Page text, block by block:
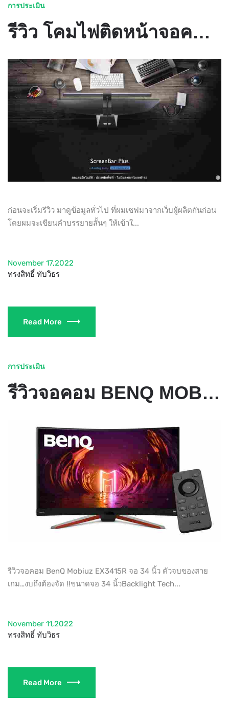
การประเมิน
รีวิว โคมไฟติดหน้าจอคอมพิวเตอร์ SCREENBAR PLUS จาก BENQ
ก่อนจะเริ่มรีวิว มาดูข้อมูลทั่วไป ที่ผมเซฟมาจากเว็บผู้ผลิตกันก่อน
โดยผมจะเขียนคำบรรยายสั้นๆ ให้เข้าใ...
November 17,2022
ทรงสิทธิ์ ทับวิธร
Read More
การประเมิน
รีวิวจอคอม BENQ MOBIUZ EX3415R จอ 34 นิ้ว ตัวจบของสายเกม…งบถึงต้องจัด !!
รีวิวจอคอม BenQ Mobiuz EX3415R จอ 34 นิ้ว ตัวจบของสาย
เกม…งบถึงต้องจัด !!ขนาดจอ 34 นิ้วBacklight Tech...
November 11,2022
ทรงสิทธิ์ ทับวิธร
Read More